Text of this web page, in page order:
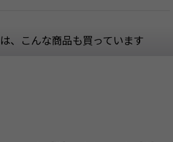
、こんな商品も買っています